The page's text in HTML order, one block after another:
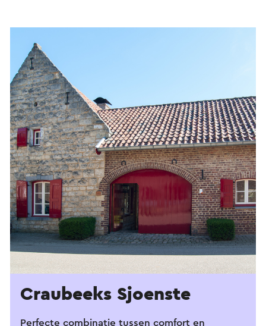
Craubeeks Sjoenste
Perfecte combinatie tussen comfort en